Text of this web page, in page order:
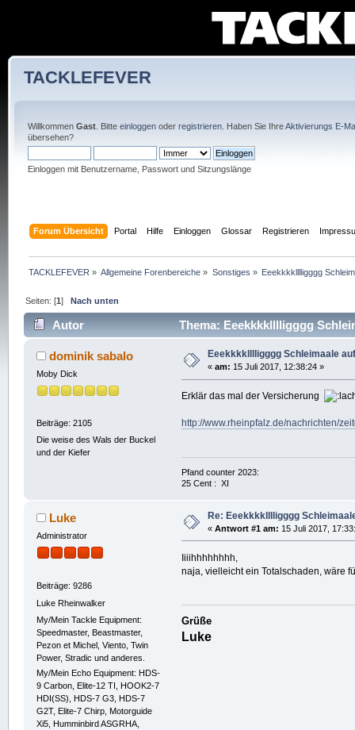
TACKLEFEVER
Willkommen Gast. Bitte einloggenoder registrieren. Haben Sie IhreAktivierungs E-
übersehen?
Einloggen mit Benutzername, Passwort und Sitzungslänge
Forum Übersicht Portal Hilfe Einloggen Glossar Registrieren
TACKLEFEVER » Allgemeine Forenbereiche » Sonstiges » Eeekkkklllligggg
Seiten: [1]Nach unten
Autor Thema: Eeekkkklllligggg
dominik sabalo
Moby Dick
Beiträge: 2105
Die weise des Wals der Buckel
und der Kiefer
Eeekkkklllligggg Schleimaale
« am: 15 Juli 2017, 12:38:24 »
Erklär das mal der Versicherung
http://www.rheinpfalz.de/nachrichten/
Pfand counter 2023:
25 Cent : XI
Luke
Administrator
Beiträge: 9286
Luke Rheinwalker
My/Mein Tackle Equipment:
Speedmaster, Beastmaster,
Pezon et Michel, Viento, Twin
Power, Stradic und anderes.
My/Mein Echo Equipment: HDS-
9 Carbon, Elite-12 TI, HOOK2-7
HDI(SS), HDS-7 G3, HDS-7
G2T, Elite-7 Chirp, Motorguide
Xi5, Humminbird ASGRHA,
Re: Eeekkkklllligggg
« Antwort #1 am: 15 Juli 2017,
Iiiihhhhhhhh,
naja, vielleicht ein Totalschaden, wäre
Grüße
Luke